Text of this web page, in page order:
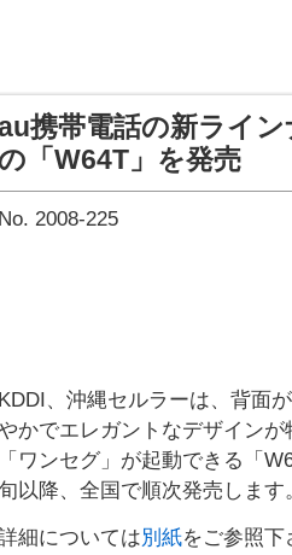
携帯電話の新ライ
の「W64T」を発売
No. 2008-225
KDDI、沖縄セルラーは、背面
かでエレガントなデザイン
「ワンセグ」が起動できる「
以降、全国で順次発売します
細については別紙をご参照下